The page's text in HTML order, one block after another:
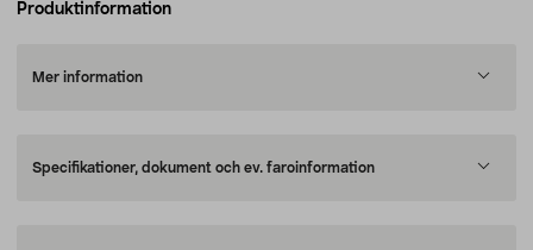
Produktinformation
Mer information
Specifikationer, dokument och ev. faroinformation